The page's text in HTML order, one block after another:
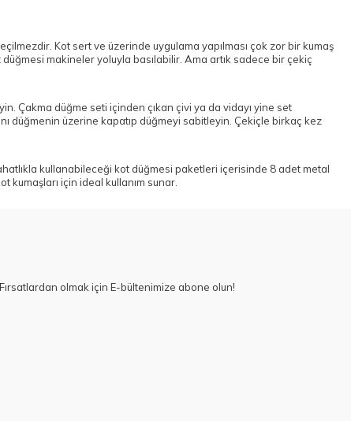
Kot sert ve üzerinde uygulama yapılması çok zor bir kumaş
makineler yoluyla basılabilir. Ama artık sadece bir çekiç
Çakma düğme seti içinden çıkan çivi ya da vidayı yine set
düğmenin üzerine kapatıp düğmeyi sabitleyin. Çekiçle birkaç kez
kullanabileceği kot düğmesi paketleri içerisinde 8 adet metal
kumaşları için ideal kullanım sunar.
olmak için E-bültenimize abone olun!